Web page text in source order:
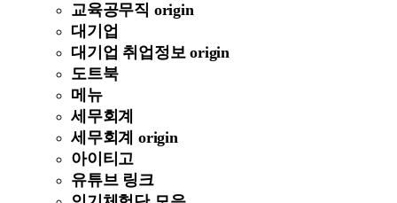
교육공무직 origin
대기업
대기업 취업정보 origin
도트북
메뉴
세무회계
세무회계 origin
아이티고
유튜브 링크